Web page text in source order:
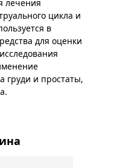
лечения
цикла и
в
для оценки
груди и простаты,